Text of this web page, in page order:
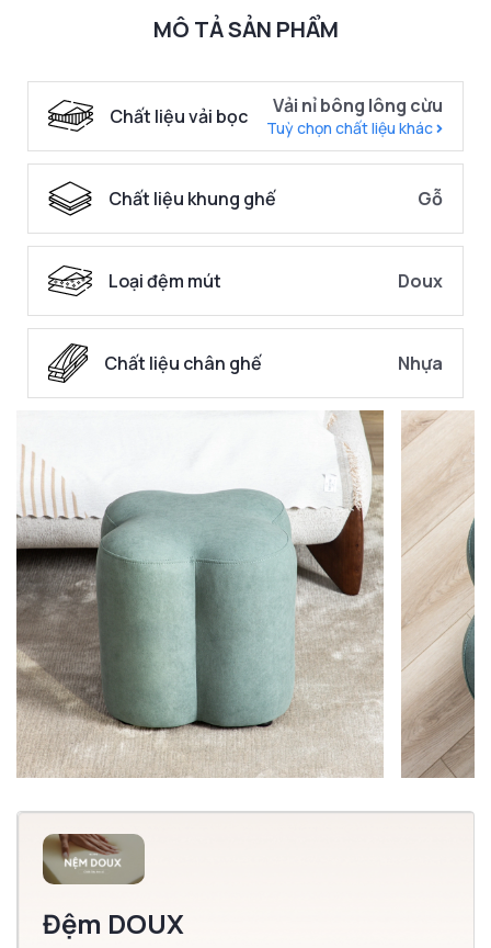
MÔ TẢ SẢN PHẨM
Chất liệu vải bọc Vải nỉ bông lông cừu
Tuỳ chọn chất liệu khác
Chất liệu khung ghế Gỗ
Loại đệm mút Doux
Chất liệu chân ghế Nhựa
Đệm DOUX